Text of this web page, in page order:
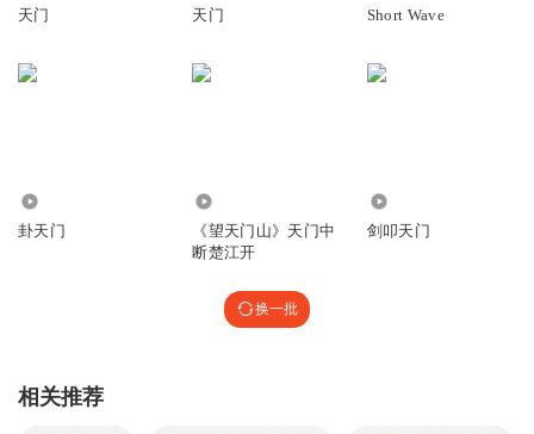
天门 天门 Short Wave
卦天门
《望天门山》天门中
断楚江开
剑叩天门
换一批
相关推荐